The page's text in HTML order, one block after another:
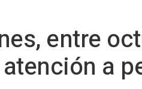
entre
a